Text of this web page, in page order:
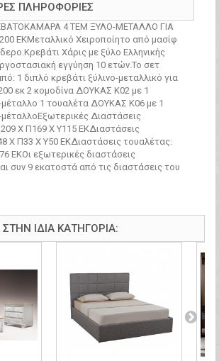
ΠΛΗΡΟΦΟΡΊΕΣ
4 ΤΕΜ ΞΥΛΟ-ΜΕΤΑΛΛΟ ΓΙΑ
ΕΚΜεταλλικό Χειροποίητο από μασίφ
Χάρις με ξύλο Ελληνικής
εγγύηση 10 ετών.Το σετ
1 διπλό κρεβάτι ξύλινο-μεταλλικό για
εκ 2 κομοδίνα ΔΟΥΚΑΣ K02 με 1
μέταλλο 1 τουαλέτα ΔΟΥΚΑΣ K06 με 1
Διαστάσεις
Χ Π169 Χ Υ115 ΕΚΔιαστάσεις
Χ Π33 Χ Υ50 ΕΚΔιαστάσεις τουαλέτας:
ΕΚΟι εξωτερικές διαστάσεις
συν 9 εκατοστά από τις διαστάσεις του
ΊΔΙΑ ΚΑΤΗΓΟΡΊΑ: